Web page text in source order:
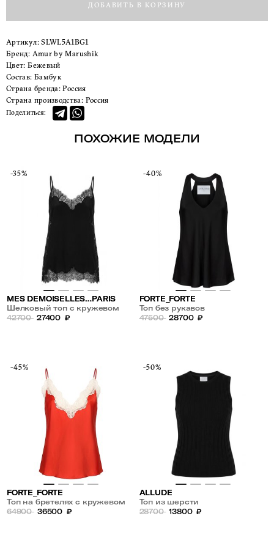
ДОБАВИТЬ В КОРЗИНУ
Артикул:SLWL5A1BG1
Бренд:
Amur by Marushik
Цвет:
Бежевый
Состав: Бамбук
Страна бренда: Россия
Страна производства: Россия
Поделиться:
ПОХОЖИЕ МОДЕЛИ
-35%
MES DEMOISELLES…PARIS
Шелковый топ с кружевом
42700 27400 ₽
-40%
FORTE_FORTE
Топ без рукавов
47500 28700 ₽
-45%
FORTE_FORTE
Топ на бретелях с кружевом
64900 36500 ₽
-50%
ALLUDE
Топ из шерсти
28700 13800 ₽